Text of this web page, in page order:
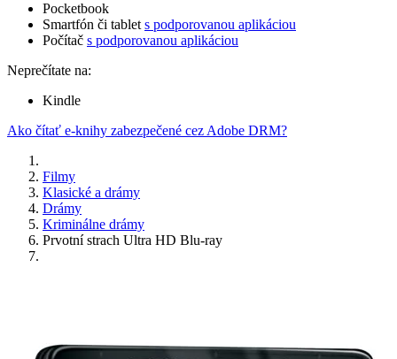
Pocketbook
Smartfón či tablet s podporovanou aplikáciou
Počítač s podporovanou aplikáciou
Neprečítate na:
Kindle
Ako čítať e-knihy zabezpečené cez Adobe DRM?
Filmy
Klasické a drámy
Drámy
Kriminálne drámy
Prvotní strach Ultra HD Blu-ray